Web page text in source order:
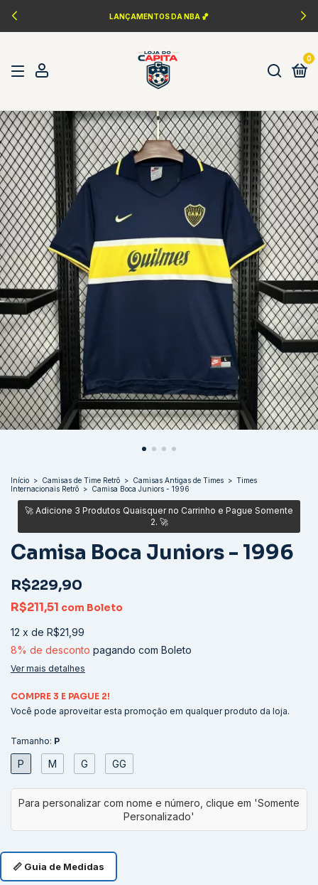
PERSONALIZAÇÃO FONTES DA ÉPOCA ✍️
0
Início > Camisas de Time Retrô > Camisas Antigas de Times > Times
Internacionais Retrô > Camisa Boca Juniors - 1996
Camisa Boca Juniors - 1996
R$229,90
R$211,51 com Boleto
12 x de R$21,99
8% de desconto pagando com Boleto
Ver mais detalhes
COMPRE 3 E PAGUE 2!
Você pode aproveitar esta promoção em qualquer produto da loja.
Tamanho: P
P M G GG
📏 Guia de Medidas